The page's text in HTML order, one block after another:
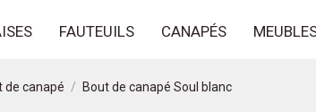
FAUTEUILS CANAPÉS
de canapé Bout de canapé Soul blanc